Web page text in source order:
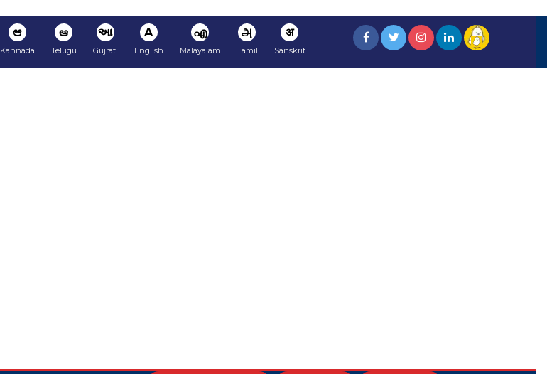
ಆ
Kannada
ఆ
Telugu
આ
Gujrati
A
English
എ
Malayalam
அ
Tamil
अ
Sanskrit